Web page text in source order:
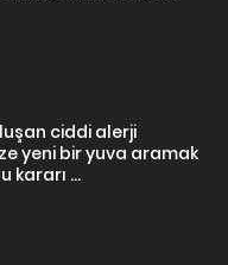
ciddi alerji
yeni bir yuva aramak
kararı ...